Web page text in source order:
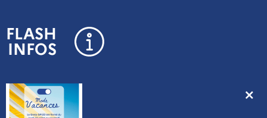
FLASH
INFOS